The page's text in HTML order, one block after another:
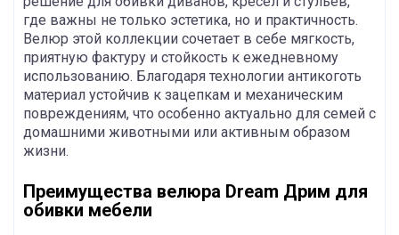
где важны не только эстетика, но и практичность.
Велюр этой коллекции сочетает в себе мягкость,
приятную фактуру и стойкость к ежедневному
использованию. Благодаря технологии антикоготь
материал устойчив к зацепкам и механическим
повреждениям, что особенно актуально для семей с
домашними животными или активным образом
жизни.
Преимущества велюра Dream Дрим для
обивки мебели